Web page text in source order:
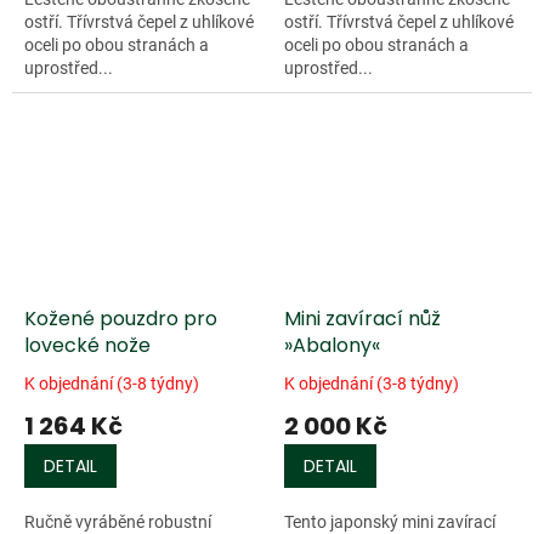
ostří. Třívrstvá čepel z uhlíkové
oceli po obou stranách a
uprostřed...
ostří. Třívrstvá čepel z uhlíkové
oceli po obou stranách a
uprostřed...
Kožené pouzdro pro
lovecké nože
K objednání (3-8 týdny)
1 264 Kč
DETAIL
Ručně vyráběné robustní
Mini zavírací nůž
»Abalony«
K objednání (3-8 týdny)
2 000 Kč
DETAIL
Tento japonský mini zavírací